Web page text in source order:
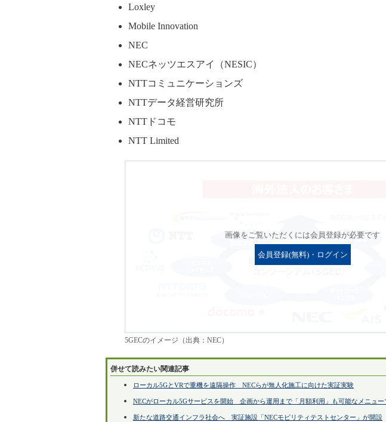
Loxley
Mobile Innovation
NEC
NECネッツエスアイ（NESIC）
NTTコミュニケーションズ
NTTデータ経営研究所
NTTドコモ
NTT Limited
画像をご覧いただくには会員登録が必要です
会員登録(無料)・ログイン
5GECのイメージ（出典：NEC）
併せて読みたい関連記事
ローカル5GとVRで重機を遠隔操作 NECらが無人化施工に向けた実証実験
NECがローカル5Gサービスを開始 企画から運用まで「月額利用」も可能なメニュー
新たな道路交通インフラ社会へ 実証施設「NECモビリティテストセンター」が開設